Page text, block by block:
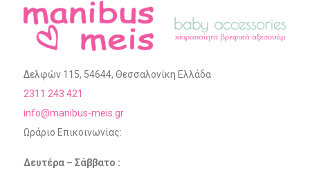
Δελφών 115, 54644, Θεσσαλονίκη Ελλάδα
2311 243 421
info@manibus-meis.gr
Ωράριο Επικοινωνίας:
Δευτέρα – Σάββατο :